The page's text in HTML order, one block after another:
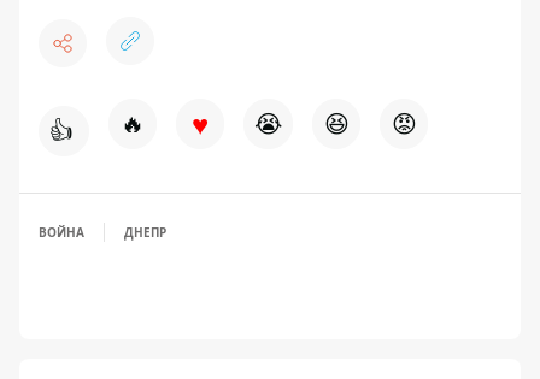
👍 🔥 ♥ 😭 😆 😡
ВОЙНА ДНЕПР